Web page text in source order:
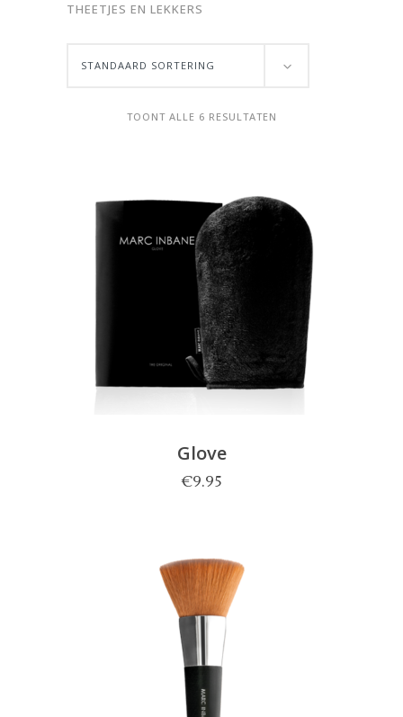
STANDAARD SORTERING
TOONT ALLE 6 RESULTATEN
Glove
€9.95
THEETJES EN LEKKERS